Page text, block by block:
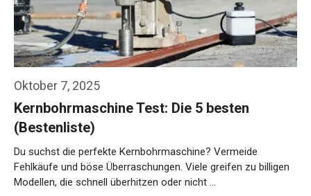
Oktober 7, 2025
Kernbohrmaschine Test: Die 5 besten
(Bestenliste)
Du suchst die perfekte Kernbohrmaschine? Vermeide
Fehlkäufe und böse Überraschungen. Viele greifen zu billigen
Modellen, die schnell überhitzen oder nicht …